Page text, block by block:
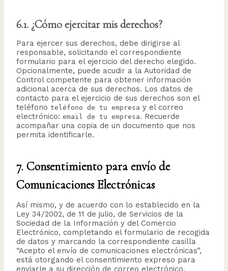
6.1. ¿Cómo ejercitar mis derechos?
Para ejercer sus derechos, debe dirigirse al
responsable, solicitando el correspondiente
formulario para el ejercicio del derecho elegido.
Opcionalmente, puede acudir a la Autoridad de
Control competente para obtener información
adicional acerca de sus derechos. Los datos de
contacto para el ejercicio de sus derechos son el
teléfono teléfono de tu empresa y el correo
electrónico: email de tu empresa. Recuerde
acompañar una copia de un documento que nos
permita identificarle.
7. Consentimiento para envío de
Comunicaciones Electrónicas
Así mismo, y de acuerdo con lo establecido en la
Ley 34/2002, de 11 de julio, de Servicios de la
Sociedad de la Información y del Comercio
Electrónico, completando el formulario de recogida
de datos y marcando la correspondiente casilla
“Acepto el envío de comunicaciones electrónicas”,
está otorgando el consentimiento expreso para
enviarle a su dirección de correo electrónico,